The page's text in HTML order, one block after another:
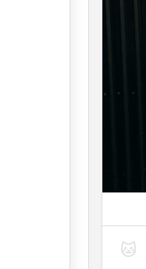
🐱